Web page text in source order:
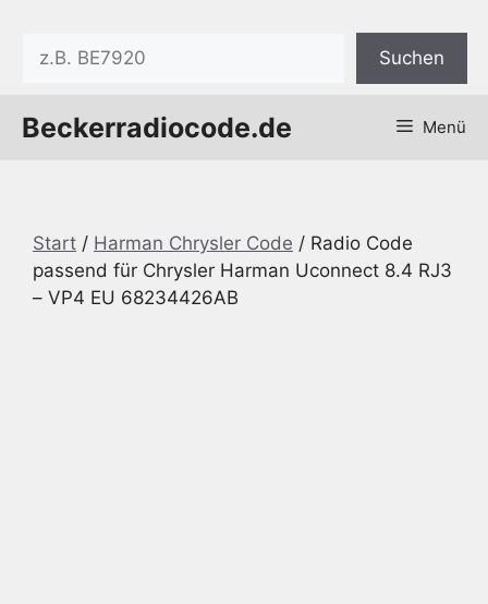
springen
Suchen
Beckerradiocode.de Menü
Start / Harman Chrysler Code / Radio Code
passend für Chrysler Harman Uconnect 8.4 RJ3
– VP4 EU 68234426AB